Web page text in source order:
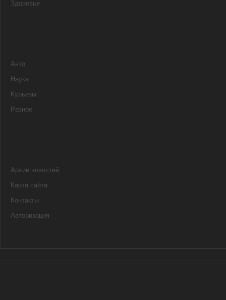
Здоровье
Авто
Наука
Курьезы
Разное
Архив новостей
Карта сайта
Контакты
Авторизация